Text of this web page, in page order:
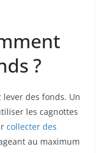
?
lever des fonds. Un
les cagnottes
collecter des
au maximum